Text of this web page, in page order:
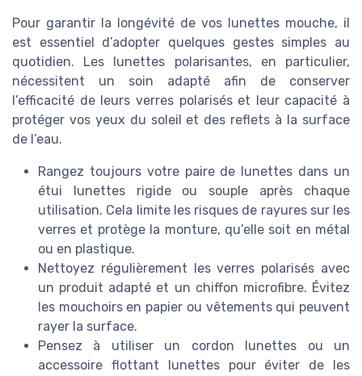
Pour garantir la longévité de vos lunettes mouche, il
est essentiel d’adopter quelques gestes simples au
quotidien. Les lunettes polarisantes, en particulier,
nécessitent un soin adapté afin de conserver
l’efficacité de leurs verres polarisés et leur capacité à
protéger vos yeux du soleil et des reflets à la surface
de l’eau.
Rangez toujours votre paire de lunettes dans un
étui lunettes rigide ou souple après chaque
utilisation. Cela limite les risques de rayures sur les
verres et protège la monture, qu’elle soit en métal
ou en plastique.
Nettoyez régulièrement les verres polarisés avec
un produit adapté et un chiffon microfibre. Évitez
les mouchoirs en papier ou vêtements qui peuvent
rayer la surface.
Pensez à utiliser un cordon lunettes ou un
accessoire flottant lunettes pour éviter de les